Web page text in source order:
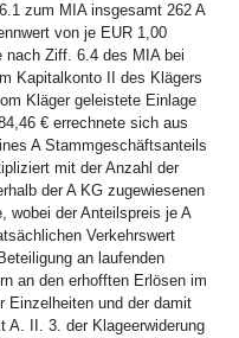
zum MIA insgesamt 262 A
von je EUR 1,00
nach Ziff. 6.4 des MIA bei
Kapitalkonto II des Klägers
Kläger geleistete Einlage
€ errechnete sich aus
A Stammgeschäftsanteils
mit der Anzahl der
der A KG zugewiesenen
wobei der Anteilspreis je A
Verkehrswert
an laufenden
an den erhofften Erlösen im
Einzelheiten und der damit
A. II. 3. der Klageerwiderung